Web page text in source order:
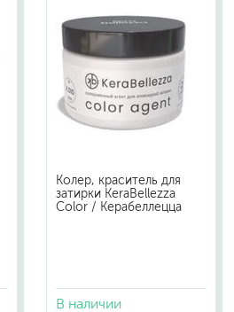
Колер, краситель для
затирки KeraBellezza
Color / Керабеллецца
В наличии